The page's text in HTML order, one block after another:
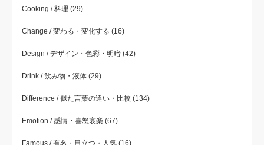
Cooking / 料理 (29)
Change / 変わる・変化する (16)
Design / デザイン・色彩・明暗 (42)
Drink / 飲み物・液体 (29)
Difference / 似た言葉の違い・比較 (134)
Emotion / 感情・喜怒哀楽 (67)
Famous / 有名・目立つ・人気 (16)